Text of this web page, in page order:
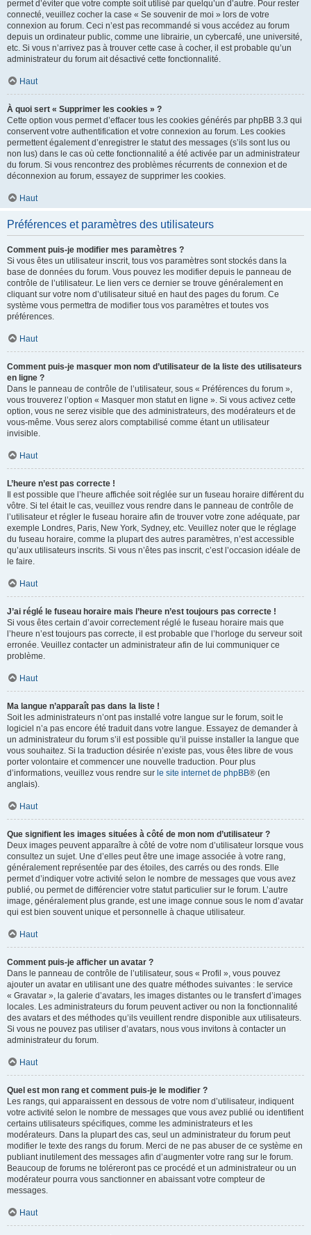
permet d’éviter que votre compte soit utilisé par quelqu’un d’autre. Pour rester
connecté, veuillez cocher la case « Se souvenir de moi » lors de votre
connexion au forum. Ceci n’est pas recommandé si vous accédez au forum
depuis un ordinateur public, comme une librairie, un cybercafé, une université,
etc. Si vous n’arrivez pas à trouver cette case à cocher, il est probable qu’un
administrateur du forum ait désactivé cette fonctionnalité.
Haut
À quoi sert « Supprimer les cookies » ?
Cette option vous permet d’effacer tous les cookies générés par phpBB 3.3 qui
conservent votre authentification et votre connexion au forum. Les cookies
permettent également d’enregistrer le statut des messages (s’ils sont lus ou
non lus) dans le cas où cette fonctionnalité a été activée par un administrateur
du forum. Si vous rencontrez des problèmes récurrents de connexion et de
déconnexion au forum, essayez de supprimer les cookies.
Haut
Préférences et paramètres des utilisateurs
Comment puis-je modifier mes paramètres ?
Si vous êtes un utilisateur inscrit, tous vos paramètres sont stockés dans la
base de données du forum. Vous pouvez les modifier depuis le panneau de
contrôle de l’utilisateur. Le lien vers ce dernier se trouve généralement en
cliquant sur votre nom d’utilisateur situé en haut des pages du forum. Ce
système vous permettra de modifier tous vos paramètres et toutes vos
préférences.
Haut
Comment puis-je masquer mon nom d’utilisateur de la liste des utilisateurs
en ligne ?
Dans le panneau de contrôle de l’utilisateur, sous « Préférences du forum »,
vous trouverez l’option « Masquer mon statut en ligne ». Si vous activez cette
option, vous ne serez visible que des administrateurs, des modérateurs et de
vous-même. Vous serez alors comptabilisé comme étant un utilisateur
invisible.
Haut
L’heure n’est pas correcte !
Il est possible que l’heure affichée soit réglée sur un fuseau horaire différent du
vôtre. Si tel était le cas, veuillez vous rendre dans le panneau de contrôle de
l’utilisateur et régler le fuseau horaire afin de trouver votre zone adéquate, par
exemple Londres, Paris, New York, Sydney, etc. Veuillez noter que le réglage
du fuseau horaire, comme la plupart des autres paramètres, n’est accessible
qu’aux utilisateurs inscrits. Si vous n’êtes pas inscrit, c’est l’occasion idéale de
le faire.
Haut
J’ai réglé le fuseau horaire mais l’heure n’est toujours pas correcte !
Si vous êtes certain d’avoir correctement réglé le fuseau horaire mais que
l’heure n’est toujours pas correcte, il est probable que l’horloge du serveur soit
erronée. Veuillez contacter un administrateur afin de lui communiquer ce
problème.
Haut
Ma langue n’apparaît pas dans la liste !
Soit les administrateurs n’ont pas installé votre langue sur le forum, soit le
logiciel n’a pas encore été traduit dans votre langue. Essayez de demander à
un administrateur du forum s’il est possible qu’il puisse installer la langue que
vous souhaitez. Si la traduction désirée n’existe pas, vous êtes libre de vous
porter volontaire et commencer une nouvelle traduction. Pour plus
d’informations, veuillez vous rendre sur le site internet de phpBB® (en
anglais).
Haut
Que signifient les images situées à côté de mon nom d’utilisateur ?
Deux images peuvent apparaître à côté de votre nom d’utilisateur lorsque vous
consultez un sujet. Une d’elles peut être une image associée à votre rang,
généralement représentée par des étoiles, des carrés ou des ronds. Elle
permet d’indiquer votre activité selon le nombre de messages que vous avez
publié, ou permet de différencier votre statut particulier sur le forum. L’autre
image, généralement plus grande, est une image connue sous le nom d’avatar
qui est bien souvent unique et personnelle à chaque utilisateur.
Haut
Comment puis-je afficher un avatar ?
Dans le panneau de contrôle de l’utilisateur, sous « Profil », vous pouvez
ajouter un avatar en utilisant une des quatre méthodes suivantes : le service
« Gravatar », la galerie d’avatars, les images distantes ou le transfert d’images
locales. Les administrateurs du forum peuvent activer ou non la fonctionnalité
des avatars et des méthodes qu’ils veuillent rendre disponible aux utilisateurs.
Si vous ne pouvez pas utiliser d’avatars, nous vous invitons à contacter un
administrateur du forum.
Haut
Quel est mon rang et comment puis-je le modifier ?
Les rangs, qui apparaissent en dessous de votre nom d’utilisateur, indiquent
votre activité selon le nombre de messages que vous avez publié ou identifient
certains utilisateurs spécifiques, comme les administrateurs et les
modérateurs. Dans la plupart des cas, seul un administrateur du forum peut
modifier le texte des rangs du forum. Merci de ne pas abuser de ce système en
publiant inutilement des messages afin d’augmenter votre rang sur le forum.
Beaucoup de forums ne toléreront pas ce procédé et un administrateur ou un
modérateur pourra vous sanctionner en abaissant votre compteur de
messages.
Haut